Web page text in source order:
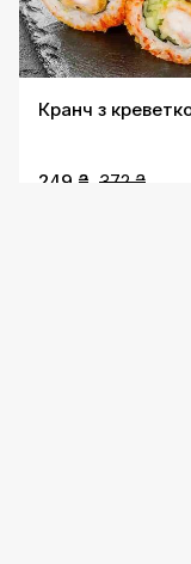
Кранч з
249 ₴ 372 ₴